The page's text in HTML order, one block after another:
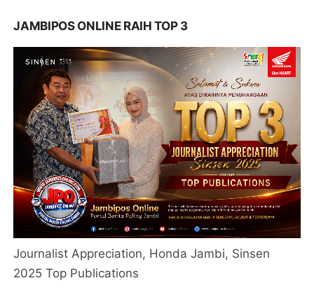
JAMBIPOS ONLINE RAIH TOP 3
Journalist Appreciation, Honda Jambi, Sinsen
2025 Top Publications